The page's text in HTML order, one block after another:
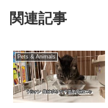
関連記事
Pets & Animals